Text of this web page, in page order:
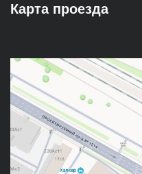
Карта проезда